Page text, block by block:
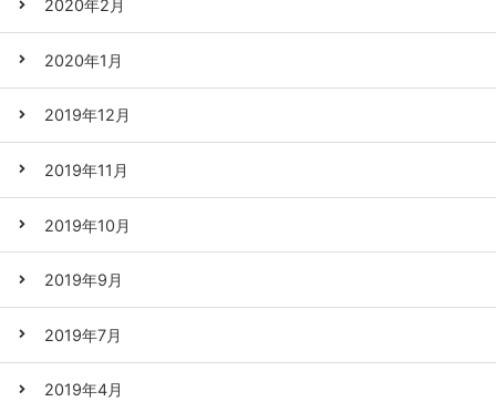
2020年2月
2020年1月
2019年12月
2019年11月
2019年10月
2019年9月
2019年7月
2019年4月